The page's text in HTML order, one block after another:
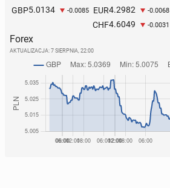
GBP5.0134 -0.0085 EUR4.2982 -0.0068
CHF4.6049 -0.0031
Forex
AKTUALIZACJA: 7 SIERPNIA, 22:00